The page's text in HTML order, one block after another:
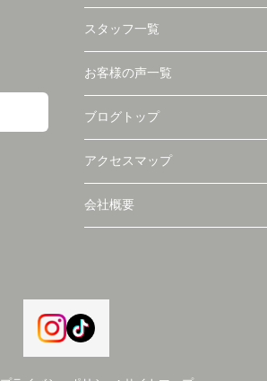
スタッフ一覧
お客様の声一覧
ブログトップ
アクセスマップ
会社概要